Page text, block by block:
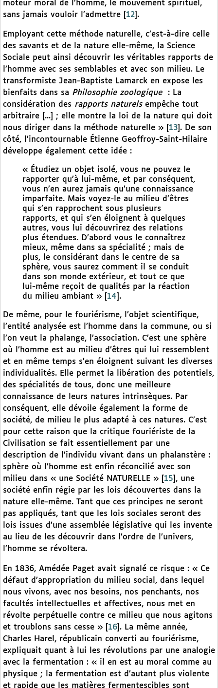
moteur moral de l’homme, le mouvement spirituel,
sans jamais vouloir l’admettre
12 .
Employant cette méthode naturelle, c’est-à-dire celle
des savants et de la nature elle-même, la Science
Sociale peut ainsi découvrir les véritables rapports de
l’homme avec ses semblables et avec son milieu. Le
transformiste Jean-Baptiste Lamarck en expose les
bienfaits dans sa Philosophie zoologique
: La
considération des rapports naturelsempêche tout
arbitraire [...] ; elle montre la loi de la nature qui doit
nous diriger dans la méthode naturelle »
13 . De son
côté, l’incontournable Étienne Geoffroy-Saint-Hilaire
développe également cette idée :
« Étudiez un objet isolé, vous ne pouvez le
rapporter qu’à lui-même, et par conséquent,
vous n’en aurez jamais qu’une connaissance
imparfaite. Mais voyez-le au milieu d’êtres
qui s’en rapprochent sous plusieurs
rapports, et qui s’en éloignent à quelques
autres, vous lui découvrirez des relations
plus étendues. D’abord vous le connaîtrez
mieux, même dans sa spécialité ; mais de
plus, le considérant dans le centre de sa
sphère, vous saurez comment il se conduit
dans son monde extérieur, et tout ce que
lui-même reçoit de qualités par la réaction
du milieu ambiant »
14 .
De même, pour le fouriérisme, l’objet scientifique,
l’entité analysée est l’homme dans la commune, ou si
l’on veut la phalange, l’association. C’est une sphère
où l’homme est au milieu d’êtres qui lui ressemblent
et en même temps s’en éloignent suivant les diverses
individualités. Elle permet la libération des potentiels,
des spécialités de tous, donc une meilleure
connaissance de leurs natures intrinsèques. Par
conséquent, elle dévoile également la forme de
société, de milieu le plus adapté à ces natures. C’est
pour cette raison que la critique fouriériste de la
Civilisation se fait essentiellement par une
description de l’individu vivant dans un phalanstère :
sphère où l’homme est enfin réconcilié avec son
milieu dans « une Société NATURELLE »
15 , une
société enfin régie par les lois découvertes dans la
nature elle-même. Tant que ces principes ne seront
pas appliqués, tant que les lois sociales seront des
lois issues d’une assemblée législative qui les invente
au lieu de les découvrir dans l’ordre de l’univers,
l’homme se révoltera.
En 1836, Amédée Paget avait signalé ce risque : « Ce
défaut d’appropriation du milieu social, dans lequel
nous vivons, avec nos besoins, nos penchants, nos
facultés intellectuelles et affectives, nous met en
révolte perpétuelle contre ce milieu que nous agitons
et troublons sans cesse »
16 . La même année,
Charles Harel, républicain converti au fouriérisme,
expliquait quant à lui les révolutions par une analogie
avec la fermentation : « il en est au moral comme au
physique ; la fermentation est d’autant plus violente
et rapide que les matières fermentescibles sont